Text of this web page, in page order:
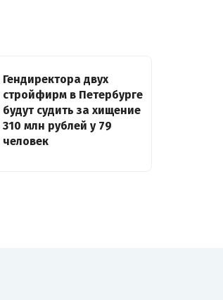
Гендиректора двух
стройфирм в Петербурге
будут судить за хищение
310 млн рублей у 79
человек